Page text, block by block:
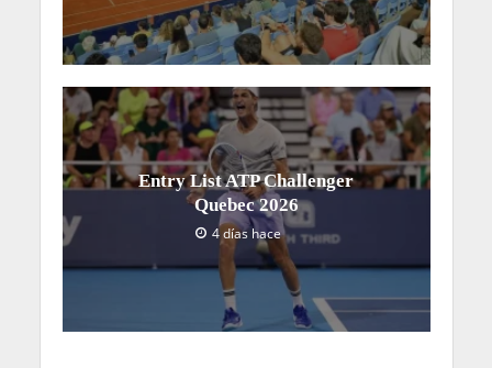
Entry List ATP Challenger
Quebec 2026
4 días hace